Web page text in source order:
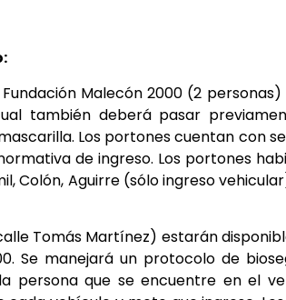
Malecón 2000 (2 personas)
también deberá pasar
Los portones cuentan con
de ingreso. Los portones
Colón, Aguirre (sólo ingreso
Tomás Martínez) estarán
Se manejará un protocolo de
persona que se encuentre en el